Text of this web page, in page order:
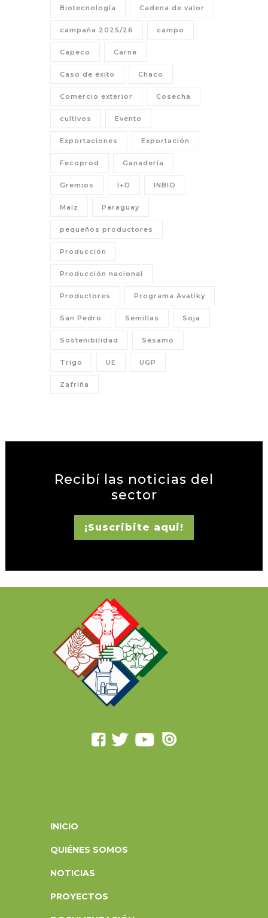
Biotecnología Cadena de valor
campaña 2025/26 campo
Capeco Carne
Caso de éxito Chaco
Comercio exterior Cosecha
cultivos Evento
Exportaciones Exportación
Fecoprod Ganadería
Gremios I+D INBIO
Maíz Paraguay
pequeños productores
Producción
Producción nacional
Productores Programa Avatiky
San Pedro Semillas Soja
Sostenibilidad Sésamo
Trigo UE UGP
Zafriña
Recibí las noticias del
sector
¡Suscribite aqui!
INICIO
QUIÉNES SOMOS
NOTICIAS
PROYECTOS